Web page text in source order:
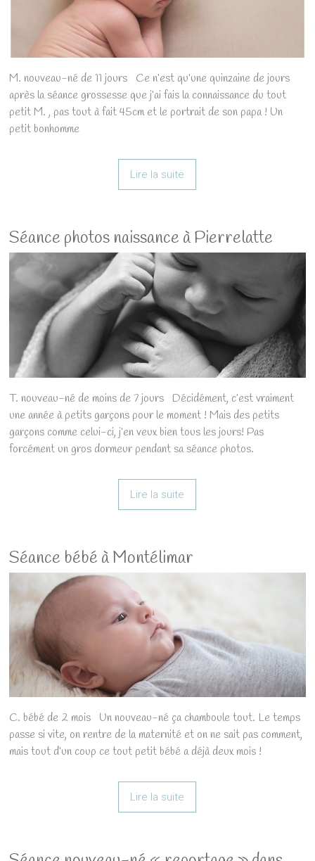
M. nouveau-né de 11 jours Ce n’est qu’une quinzaine de jours
après la séance grossesse que j’ai fais la connaissance du tout
petit M. , pas tout à fait 45cm et le portrait de son papa ! Un
petit bonhomme
Lire la suite
Séance photos naissance à Pierrelatte
T. nouveau-né de moins de 7 jours Décidément, c’est vraiment
une année à petits garçons pour le moment ! Mais des petits
garçons comme celui-ci, j’en veux bien tous les jours! Pas
forcément un gros dormeur pendant sa séance photos.
Lire la suite
Séance bébé à Montélimar
C. bébé de 2 mois Un nouveau-né ça chamboule tout. Le temps
passe si vite, on rentre de la maternité et on ne sait pas comment,
mais tout d’un coup ce tout petit bébé a déjà deux mois !
Lire la suite